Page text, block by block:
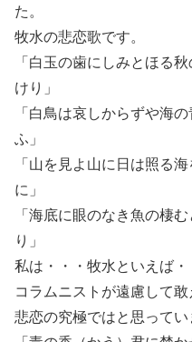
た。
牧水の悲恋歌です。
「白玉の歯にしみとほる
けり」
「白鳥は哀しからずや海
ふ」
「山を見よ山に日は照る
に」
「海底に眼のなき魚の棲
り」
私は・・・牧水といえば・
コラムニストが遠慮して
悲恋の究極ではと思ってい